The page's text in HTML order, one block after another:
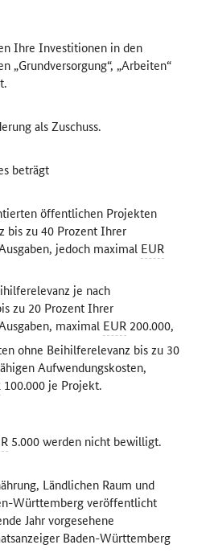
Ihre Investitionen in den
„Grundversorgung“, „Arbeiten“
als Zuschuss.
beträgt
öffentlichen Projekten
bis zu 40 Prozent Ihrer
jedoch maximal EUR
je nach
zu 20 Prozent Ihrer
maximal EUR200.000,
ohne Beihilferelevanz bis zu 30
Aufwendungskosten,
100.000 je Projekt.
5.000 werden nicht bewilligt.
Ländlichen Raum und
Württemberg veröffentlicht
Jahr vorgesehene
Baden-Württemberg